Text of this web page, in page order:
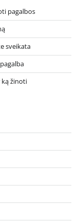
pagalbos
sveikata
žinoti